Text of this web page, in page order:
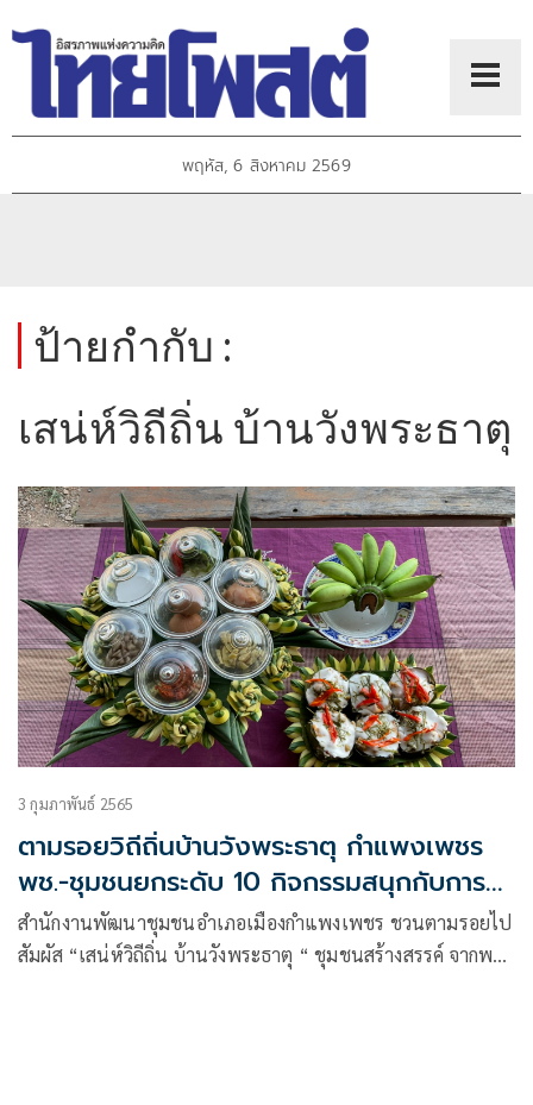
พฤหัส, 6 สิงหาคม 2569
ป้ายกำกับ :
เสน่ห์วิถีถิ่น บ้านวังพระธาตุ
3 กุมภาพันธ์ 2565
ตามรอยวิถีถิ่นบ้านวังพระธาตุ กำแพงเพชร
พช.-ชุมชนยกระดับ 10 กิจกรรมสนุกกับการ
ปฏิบัติ
สำนักงานพัฒนาชุมชนอำเภอเมืองกำแพงเพชร ชวนตามรอยไป
สัมผัส “เสน่ห์วิถีถิ่น บ้านวังพระธาตุ “ ชุมชนสร้างสรรค์ จากพลัง